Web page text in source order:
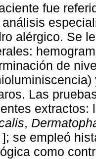
fue
análisis
alérgico. Se
de
Las
extractos:
,
]; se empleó
como